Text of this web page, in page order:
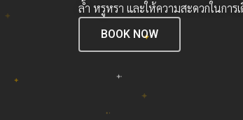
ล้ำ หรูหรา และให้ความสะดวกในก
BOOK NOW